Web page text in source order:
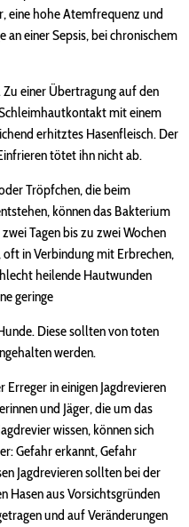
eine hohe Atemfrequenz und
an einer Sepsis, bei chronischem
Zu einer Übertragung auf den
mit einem
erhitztes Hasenfleisch. Der
tötet ihn nicht ab.
Tröpfchen, die beim
können das Bakterium
Tagen bis zu zwei Wochen
in Verbindung mit Erbrechen,
heilende Hautwunden
geringe
Diese sollten von toten
werden.
Erreger in einigen Jagdrevieren
und Jäger, die um das
wissen, können sich
Gefahr erkannt, Gefahr
Jagdrevieren sollten bei der
Hasen aus Vorsichtsgründen
und auf Veränderungen